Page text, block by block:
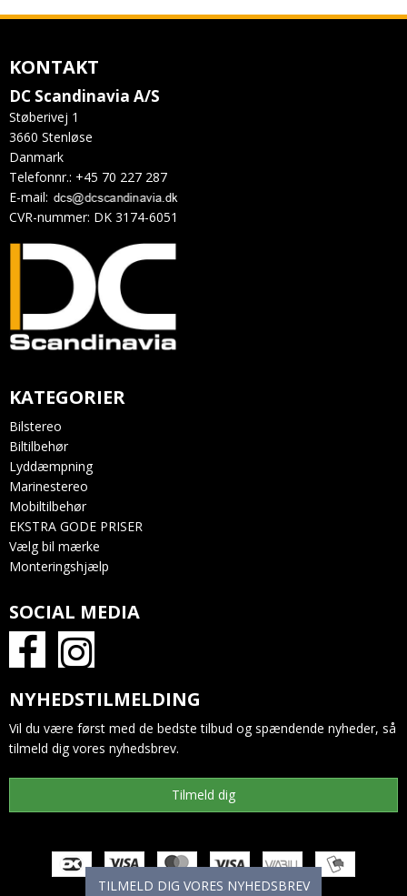
KONTAKT
DC Scandinavia A/S
Støberivej 1
3660 Stenløse
Danmark
Telefonnr.: +45 70 227 287
E-mail:
CVR-nummer: DK 3174-6051
KATEGORIER
Bilstereo
Biltilbehør
Lyddæmpning
Marinestereo
Mobiltilbehør
EKSTRA GODE PRISER
Vælg bil mærke
Monteringshjælp
SOCIAL MEDIA
NYHEDSTILMELDING
Vil du være først med de bedste tilbud og spændende nyheder, så
tilmeld dig vores nyhedsbrev.
Tilmeld dig
TILMELD DIG VORES NYHEDSBREV